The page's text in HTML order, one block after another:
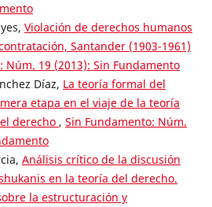
Violación de derechos humanos
Santander (1903-1961)
Núm. 19 (2013): Sin Fundamento
Díaz, La teoría formal del
etapa en el viaje de la teoría
derecho , Sin Fundamento: Núm.
Análisis crítico de la discusión
en la teoría del derecho.
la estructuración y